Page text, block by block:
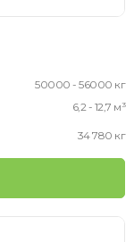
50000 - 56000 кг
6,2 - 12,7 м³
34 780 кг